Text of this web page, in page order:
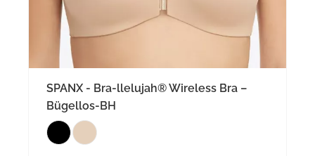
SPANX - Bra-llelujah® Wireless Bra –
Bügellos-BH